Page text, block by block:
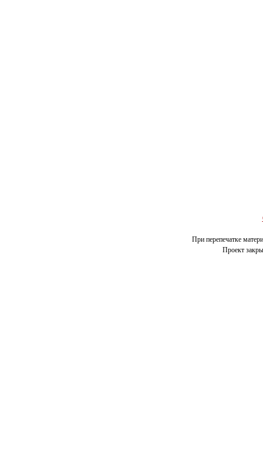
При перепечатке
Проект